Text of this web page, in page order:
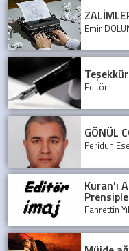
Emir
Editör
GÖNÜL
Feridun
Kuran'ı
Fahrettin